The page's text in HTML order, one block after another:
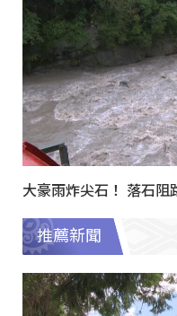
大豪雨炸尖石！ 落石
推薦新聞